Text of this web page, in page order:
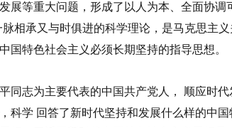
展等重大问题，形成了以人为本、全面协
脉相承又与时俱进的科学理论，是马克思主
国特色社会主义必须长期坚持的指导思想。
同志为主要代表的中国共产党人， 顺应时
科学 回答了新时代坚持和发展什么样的中